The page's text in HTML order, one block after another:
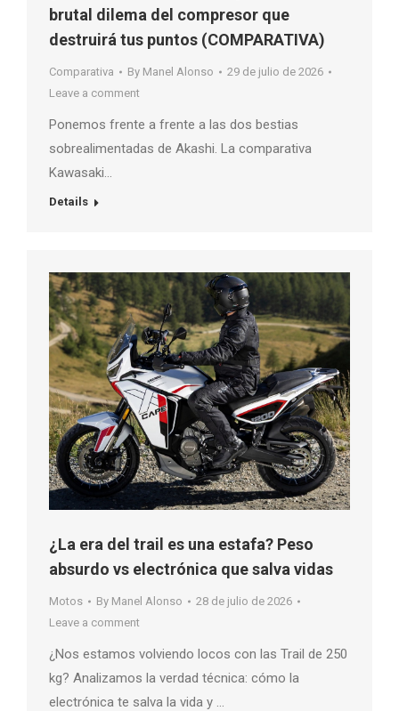
brutal dilema del compresor que
destruirá tus puntos (COMPARATIVA)
Comparativa By Manel Alonso
29 de julio de 2026
Leave a comment
Ponemos frente a frente a las dos bestias
sobrealimentadas de Akashi. La comparativa
Kawasaki…
Details
¿La era del trail es una estafa? Peso
absurdo vs electrónica que salva vidas
Motos By Manel Alonso
28 de julio de 2026
Leave a comment
¿Nos estamos volviendo locos con las Trail de 250
kg? Analizamos la verdad técnica: cómo la
electrónica te salva la vida y …